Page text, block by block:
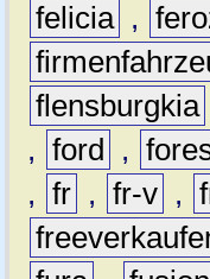
felicia ,
flensburgkia
, ford ,
, fr , fr-v ,